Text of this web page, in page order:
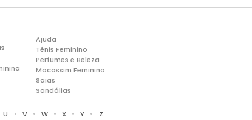
Ajuda
Tênis Feminino
Perfumes e Beleza
Mocassim Feminino
Saias
Sandálias
U • V • W • X • Y • Z